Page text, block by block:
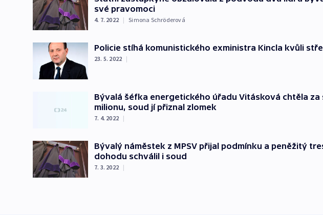
své pravomoci
4. 7. 2022 | Simona Schröderová
Policie stíhá komunistického exministra Kincla kvůli
23. 5. 2022 |
Bývalá šéfka energetického úřadu Vitásková chtěla za
milionu, soud jí přiznal zlomek
7. 4. 2022 |
Bývalý náměstek z MPSV přijal podmínku a peněžitý
dohodu schválil i soud
7. 3. 2022 |